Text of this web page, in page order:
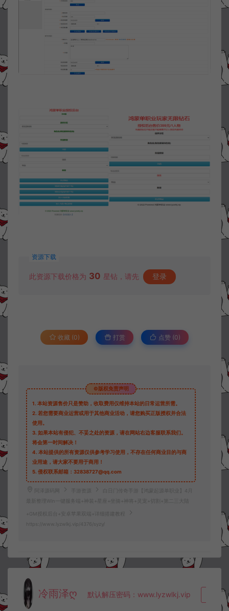
资源下载
此资源下载价格为 30 星钻，请先 登录
收藏 (0) 打赏 点赞 (0)
©版权免责声明
1. 本站资源售价只是赞助，收取费用仅维持本站的日常运营所需。
2. 若您需要商业运营或用于其他商业活动，请您购买正版授权并合法
使用。
3. 如果本站有侵犯、不妥之处的资源，请在网站右边客服联系我们。
将会第一时间解决！
4. 本站提供的所有资源仅供参考学习使用，不存在任何商业目的与商
业用途，请大家不要用于商用！
5. 侵权联系邮箱：32838727@qq.com
阿泽源码网 手游资源
白日门传奇手游【鸿蒙起源单职业】4月
最新整理Win一键服务端+神装+星座+坐骑+神将+灵宠+切割+第二三大陆
+GM授权后台+安卓苹果双端+详细搭建教程
https://www.lyzwlkj.vip/4376/syzy/
冷雨泽ღ 默认解压密码：www.lyzwlkj.vip 复